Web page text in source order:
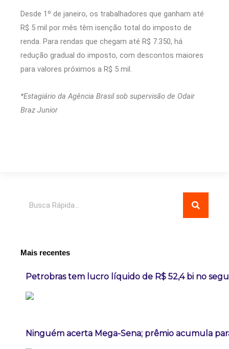
Desde 1º de janeiro, os trabalhadores que ganham até
R$ 5 mil por mês têm isenção total do imposto de
renda. Para rendas que chegam até R$ 7.350, há
redução gradual do imposto, com descontos maiores
para valores próximos a R$ 5 mil.
*Estagiário da Agência Brasil sob supervisão de Odair
Braz Junior
Mais recentes
Petrobras tem lucro líquido de R$ 52,4 bi no
Ninguém acerta Mega-Sena; prêmio acumula